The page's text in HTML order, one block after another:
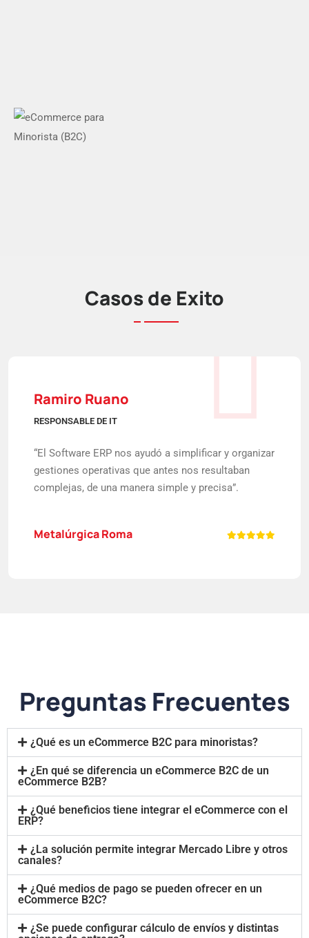
Casos de Éxito
Ramiro Ruano
RESPONSABLE DE IT
“El Software ERP nos ayudó a simplificar y organizar
gestiones operativas que antes nos resultaban
complejas, de una manera simple y precisa”.
Metalúrgica Roma
Preguntas Frecuentes
¿Qué es un eCommerce B2C para minoristas?
¿En qué se diferencia un eCommerce B2C de un
eCommerce B2B?
¿Qué beneficios tiene integrar el eCommerce con el
ERP?
¿La solución permite integrar Mercado Libre y otros
canales?
¿Qué medios de pago se pueden ofrecer en un
eCommerce B2C?
¿Se puede configurar cálculo de envíos y distintas